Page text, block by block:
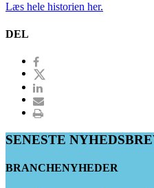
Læs hele historien her.
DEL
SENESTE
BRANCHENYHEDER